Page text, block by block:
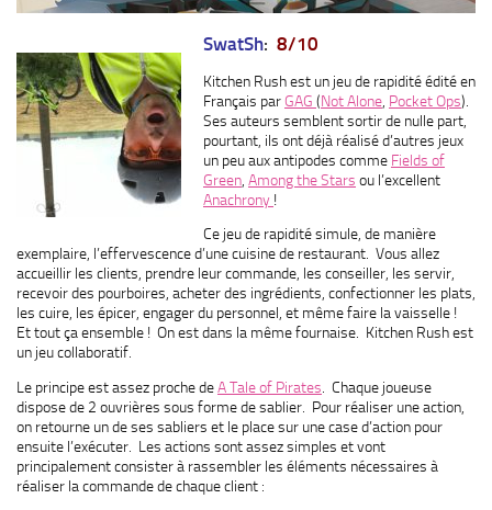
SwatSh: 8/10
Kitchen Rush est un jeu de rapidité édité en
Français parGAG (Not Alone Pocket Ops).
Ses auteurs semblent sortir de nulle part,
pourtant, ils ont déjà réalisé d’autres jeux
un peu aux antipodes comme Fields of
Green Among the Stars ou l’excellent
Anachrony !
Ce jeu de rapidité simule, de manière
exemplaire, l’effervescence d’une cuisine de restaurant. Vous allez
accueillir les clients, prendre leur commande, les conseiller, les servir,
recevoir des pourboires, acheter des ingrédients, confectionner les plats,
les cuire, les épicer, engager du personnel, et même faire la vaisselle !
Et tout ça ensemble ! On est dans la même fournaise. Kitchen Rush est
un jeu collaboratif.
Le principe est assez proche deA Tale of Pirates . Chaque joueuse
dispose de 2 ouvrières sous forme de sablier. Pour réaliser une action,
on retourne un de ses sabliers et le place sur une case d’action pour
ensuite l’exécuter. Les actions sont assez simples et vont
principalement consister à rassembler les éléments nécessaires à
réaliser la commande de chaque client :